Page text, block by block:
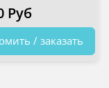
Руб
/ заказать